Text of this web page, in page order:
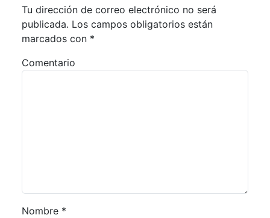
Tu dirección de correo electrónico no será
publicada. Los campos obligatorios están
marcados con *
Comentario
Nombre *